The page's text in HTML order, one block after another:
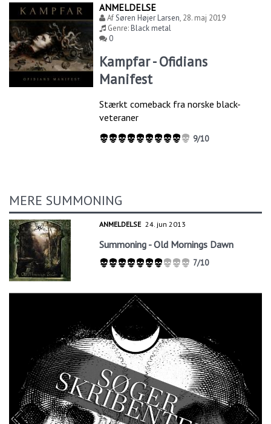
ANMELDELSE
AfSøren Højer Larsen, 28. maj 2019
Genre:Black metal
0
Kampfar - Ofidians
Manifest
Stærkt comeback fra norske black-
veteraner
9/10
MERE SUMMONING
ANMELDELSE 24. jun 2013
Summoning - Old Mornings Dawn
7/10